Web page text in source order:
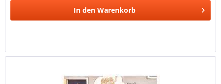
In den Warenkorb